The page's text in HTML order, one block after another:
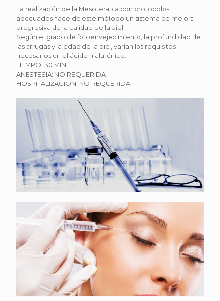
La realización de la Mesoterapia con protocolos
adecuados hace de este método un sistema de mejora
progresiva de la calidad de la piel.
Según el grado de fotoenvejecimiento, la profundidad de
las arrugas y la edad de la piel, varían los requisitos
necesarios en el ácido hialurónico.
TIEMPO: 30 MIN
ANESTESIA: NO REQUERIDA
HOSPITALIZACION: NO REQUERIDA.